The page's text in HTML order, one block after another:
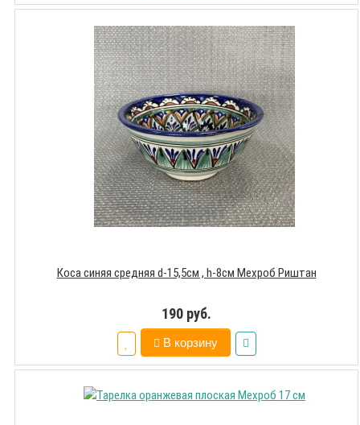
Коса синяя средняя d-15,5см , h-8см Мехроб Риштан
190 руб.
В корзину